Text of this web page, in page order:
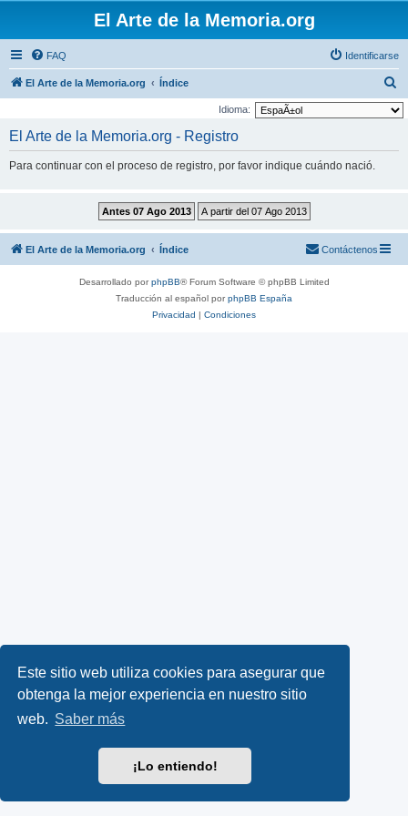
Este sitio web utiliza cookies para asegurar que
obtenga la mejor experiencia en nuestro sitio
web. Saber más
¡Lo entiendo!
El Arte de la Memoria.org
FAQ Identificarse
El Arte de la Memoria.org Índice
u
Idioma:
El Arte de la Memoria.org - Registro
Para continuar con el proceso de registro, por favor indique cuándo nació.
El Arte de la Memoria.org Índice Contáctenos
Desarrollado porphpBB® Forum Software © phpBB Limited
Traducción al español porphpBB España
Privacidad | Condiciones